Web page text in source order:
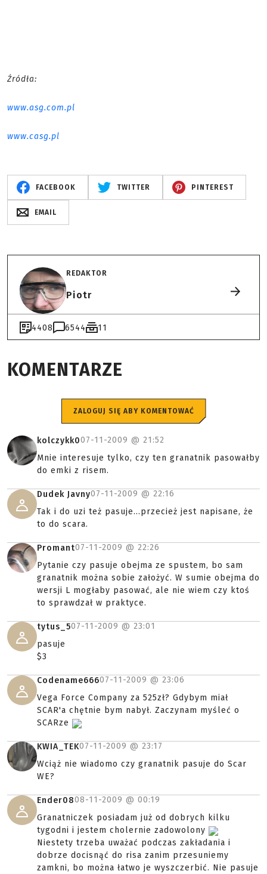
Źródła:
www.asg.com.pl
www.casg.pl
FACEBOOK TWITTER PINTEREST
EMAIL
REDAKTOR
Piotr
4408 6544 11
KOMENTARZE
ZALOGUJ SIĘ ABY KOMENTOWAĆ
kolczykk007-11-2009 @ 21:52
Mnie interesuje tylko, czy ten granatnik pasowałby
do emki z risem.
Dudek Javny07-11-2009 @ 22:16
Tak i do uzi też pasuje...przecież jest napisane, że
to do scara.
Promant07-11-2009 @ 22:26
Pytanie czy pasuje obejma ze spustem, bo sam
granatnik można sobie założyć. W sumie obejma do
wersji L mogłaby pasować, ale nie wiem czy ktoś
to sprawdzał w praktyce.
tytus_507-11-2009 @ 23:01
pasuje
$3
Codename66607-11-2009 @ 23:06
Vega Force Company za 525zł? Gdybym miał
SCAR'a chętnie bym nabył. Zaczynam myśleć o
SCARze
KWIA_TEK07-11-2009 @ 23:17
Wciąż nie wiadomo czy granatnik pasuje do Scar
WE?
Ender0808-11-2009 @ 00:19
Granatniczek posiadam już od dobrych kilku
tygodni i jestem cholernie zadowolony
Niestety trzeba uważać podczas zakładania i
dobrze docisnąć do risa zanim przesuniemy
zamkni, bo można łatwo je wyszczerbić. Nie pasuje